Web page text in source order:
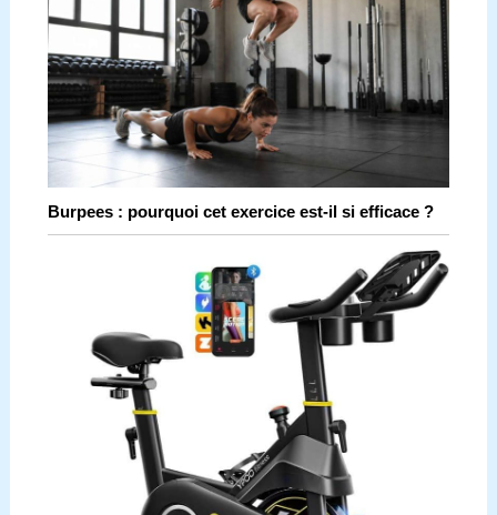
Burpees : pourquoi cet exercice est-il si efficace ?